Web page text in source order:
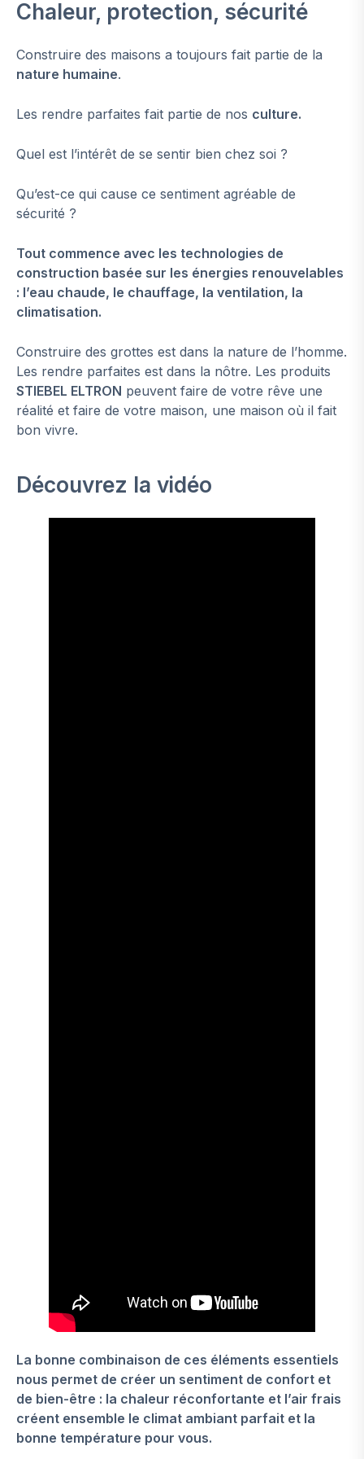
Chaleur, protection, sécurité
Construire des maisons a toujours fait partie de la
nature humaine.
Les rendre parfaites fait partie de nos culture.
Quel est l’intérêt de se sentir bien chez soi ?
Qu’est-ce qui cause ce sentiment agréable de
sécurité ?
Tout commence avec les technologies de
construction basée sur les énergies renouvelables
: l’eau chaude, le chauffage, la ventilation, la
climatisation.
Construire des grottes est dans la nature de l’homme.
Les rendre parfaites est dans la nôtre. Les produits
STIEBEL ELTRON peuvent faire de votre rêve une
réalité et faire de votre maison, une maison où il fait
bon vivre.
Découvrez la vidéo
La bonne combinaison de ces éléments essentiels
nous permet de créer un sentiment de confort et
de bien-être : la chaleur réconfortante et l’air frais
créent ensemble le climat ambiant parfait et la
bonne température pour vous.